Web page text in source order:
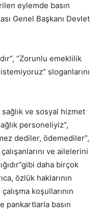
eylemde basın
Genel Başkanı Devlet
“Zorunlu emeklilik
sloganlarını
sağlık ve sosyal hizmet
personeliyiz”,
dediler, ödemediler”,
ve ailelerini
daha birçok
özlük haklarının
koşullarının
pankartlarla basın